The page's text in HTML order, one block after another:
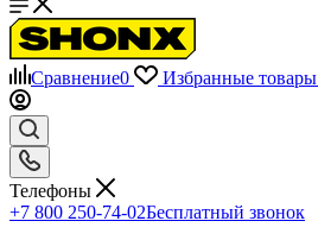
Сравнение0 Избранные товары
Телефоны
+7 800 250-74-02Бесплатный звонок